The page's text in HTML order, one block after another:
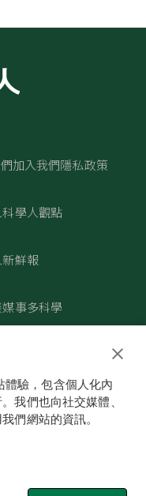
加入我們隱私政策
科學人觀點
鮮報
媒事多科學
驗，包含個人化內
我們也向社交媒體、
們網站的資訊。